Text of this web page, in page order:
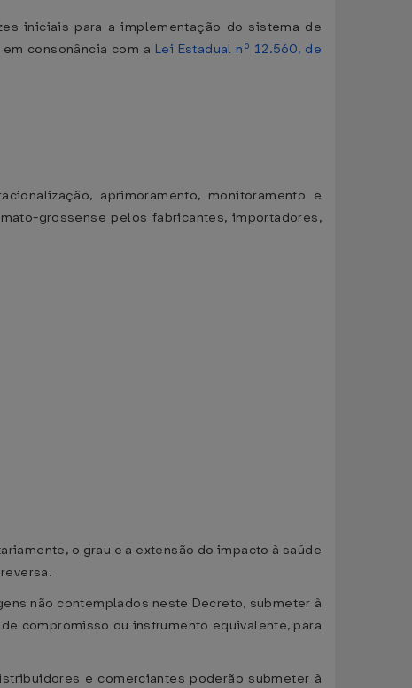
iniciais para a implementação do sistema de
consonância com a Lei Estadual nº 12.560, de
aprimoramento, monitoramento e
grossense pelos fabricantes, importadores,
o grau e a extensão do impacto à saúde
não contemplados neste Decreto, submeter à
compromisso ou instrumento equivalente, para
e comerciantes poderão submeter à